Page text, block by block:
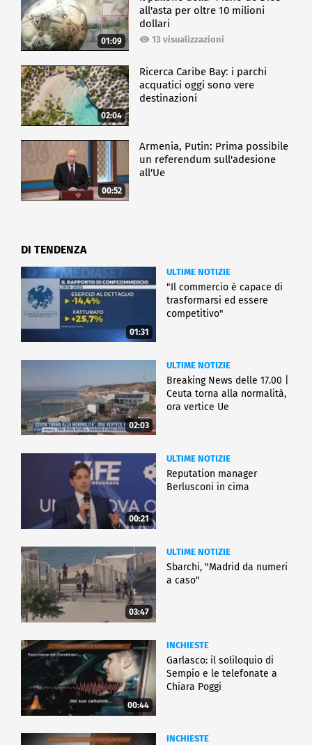
01:09
all'asta per oltre 10 milioni
dollari
13 visualizzazioni
02:04
Ricerca Caribe Bay: i parchi
acquatici oggi sono vere
destinazioni
00:52
Armenia, Putin: Prima possibile
un referendum sull'adesione
all'Ue
DI TENDENZA
01:31
ULTIME NOTIZIE
"Il commercio è capace di
trasformarsi ed essere
competitivo"
02:03
ULTIME NOTIZIE
Breaking News delle 17.00 |
Ceuta torna alla normalità,
ora vertice Ue
00:21
ULTIME NOTIZIE
Reputation manager
Berlusconi in cima
03:47
ULTIME NOTIZIE
Sbarchi, "Madrid da numeri
a caso"
00:44
INCHIESTE
Garlasco: il soliloquio di
Sempio e le telefonate a
Chiara Poggi
INCHIESTE